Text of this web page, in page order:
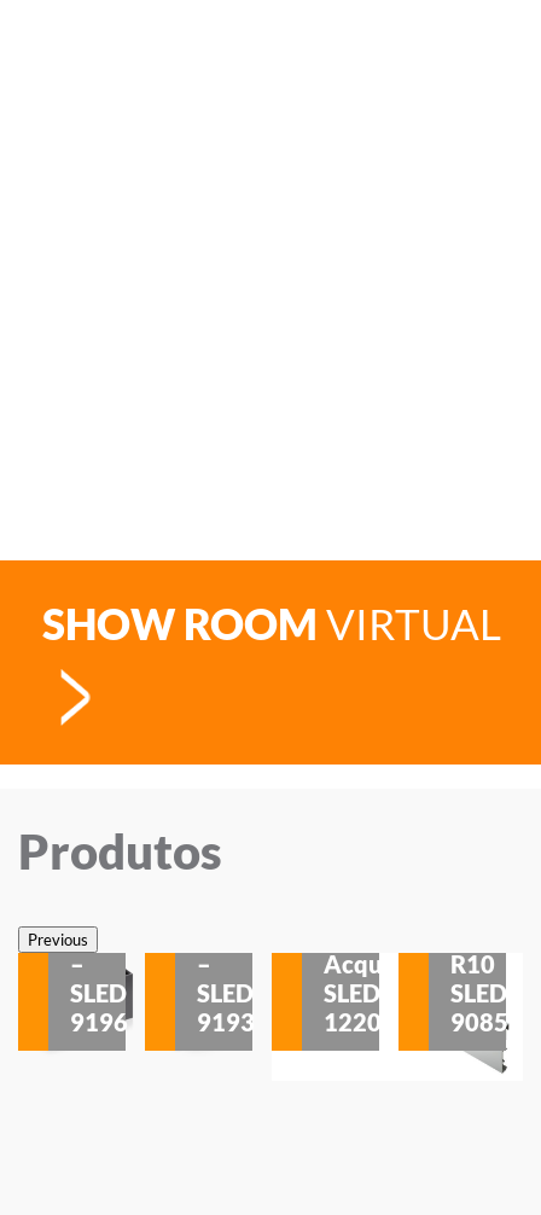
SHOW ROOM VIRTUAL
Produtos
PreviousSobrepor
–
SLED
9196
–
SLED
9193
Acqua
SLED
1220
R10
SLED
9085